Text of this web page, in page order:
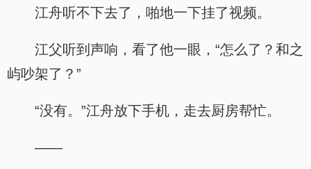
江舟听不下去了，啪地一下挂了视频。
江父听到声响，看了他一眼，“怎么了？和之
屿吵架了？”
“没有。”江舟放下手机，走去厨房帮忙。
——